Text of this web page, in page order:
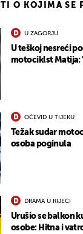
O KOJIMA SE
U ZAGORJU
U teškoj nesreći
motociklst Matija:
OČEVID U TIJEKU
Težak sudar
osoba poginula
DRAMA U RIJECI
Urušio se balkon
osobe: Hitna i